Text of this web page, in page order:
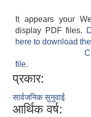
It appears your
display PDF files.
here to download
file.
प्रकार:
सार्वजनिक सुनुवाई
आर्थिक वर्ष: